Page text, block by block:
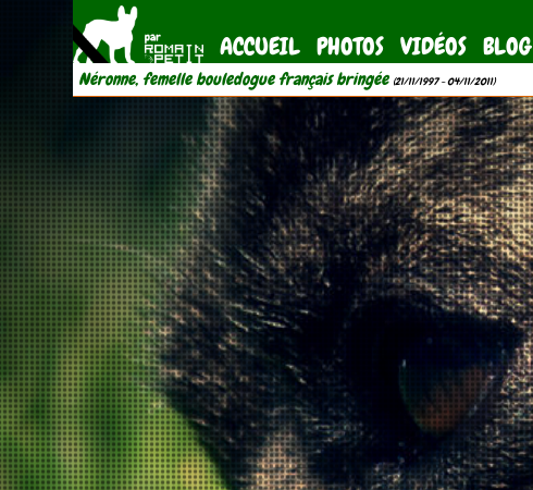
ACCUEIL PHOTOS VIDÉOS BLOG
Néronne, femelle bouledogue français bringée (21/11/1997 - 04/11/2011)